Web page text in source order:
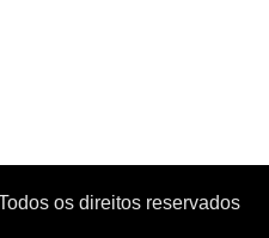
os direitos reservados